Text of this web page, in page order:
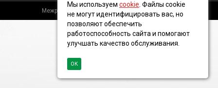
Межрегиональная кабельная компания, 2016 ©
Мы используем cookie . Файлы cookie
не могут идентифицировать вас, но
позволяют обеспечить
работоспособность сайта и помогают
улучшать качество обслуживания.
ОК